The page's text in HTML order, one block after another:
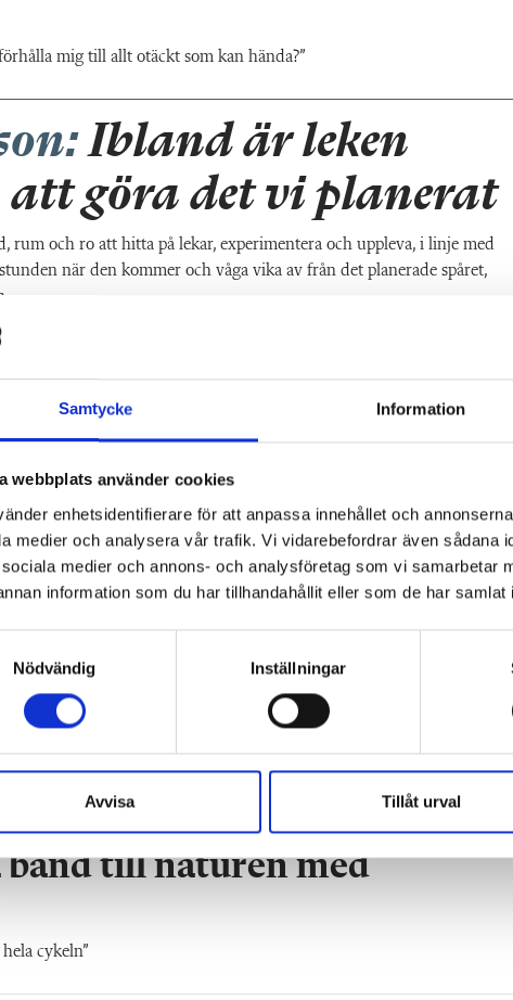
Samtycke Information
webbplats använder cookies
enhetsidentifierare för att anpassa innehållet och
medier och analysera vår trafik. Vi vidarebefordrar även sådana
medier och annons- och analysföretag som vi samarbetar
information som du har tillhandahållit eller som de har
Nödvändig Inställningar
Avvisa Tillåt urval
mig till allt otäckt som kan hända?”
Ibland är leken
göra det vi planerat
rum och ro att hitta på lekar, experimentera och uppleva, i linje med
när den kommer och våga vika av från det planerade spåret,
framtidstro i
präglad av klimatkris,
i förskolan Sandra Hollstedt
av podden.
Förskoleupprorets
vara tyst
hoppfull när jag gör något”
band till naturen med
cykeln”